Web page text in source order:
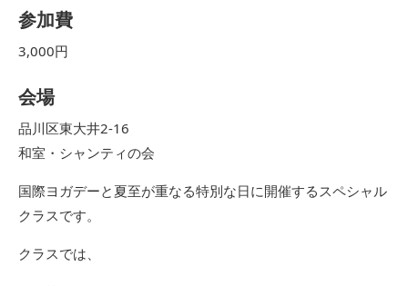
参加費
3,000円
会場
品川区東大井2-16
和室・シャンティの会
国際ヨガデーと夏至が重なる特別な日に開催するスペシャル
クラスです。
クラスでは、